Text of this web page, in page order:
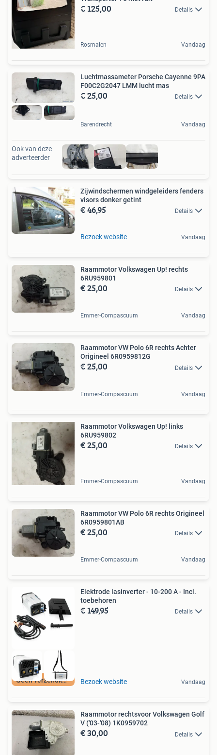
€ 125,00 Details
Rosmalen Vandaag
Luchtmassameter Porsche Cayenne 9PA
F00C2G2047 LMM lucht mas
€ 25,00 Details
Barendrecht Vandaag
Ook van deze
adverteerder
Zijwindschermen windgeleiders fenders
visors donker getint
€ 46,95 Details
Bezoek website Vandaag
Raammotor Volkswagen Up! rechts
6RU959801
€ 25,00 Details
Emmer-Compascuum Vandaag
Raammotor VW Polo 6R rechts Achter
Origineel 6R0959812G
€ 25,00 Details
Emmer-Compascuum Vandaag
Raammotor Volkswagen Up! links
6RU959802
€ 25,00 Details
Emmer-Compascuum Vandaag
Raammotor VW Polo 6R rechts Origineel
6R0959801AB
€ 25,00 Details
Emmer-Compascuum Vandaag
Geen verzendkosten
Elektrode lasinverter - 10-200 A - Incl.
toebehoren
€ 149,95 Details
Bezoek website Vandaag
Raammotor rechtsvoor Volkswagen Golf
V ('03-'08) 1K0959702
€ 30,00 Details